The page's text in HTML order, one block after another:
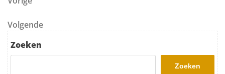
Volgend bericht
Volgende
Zoeken
Zoeken